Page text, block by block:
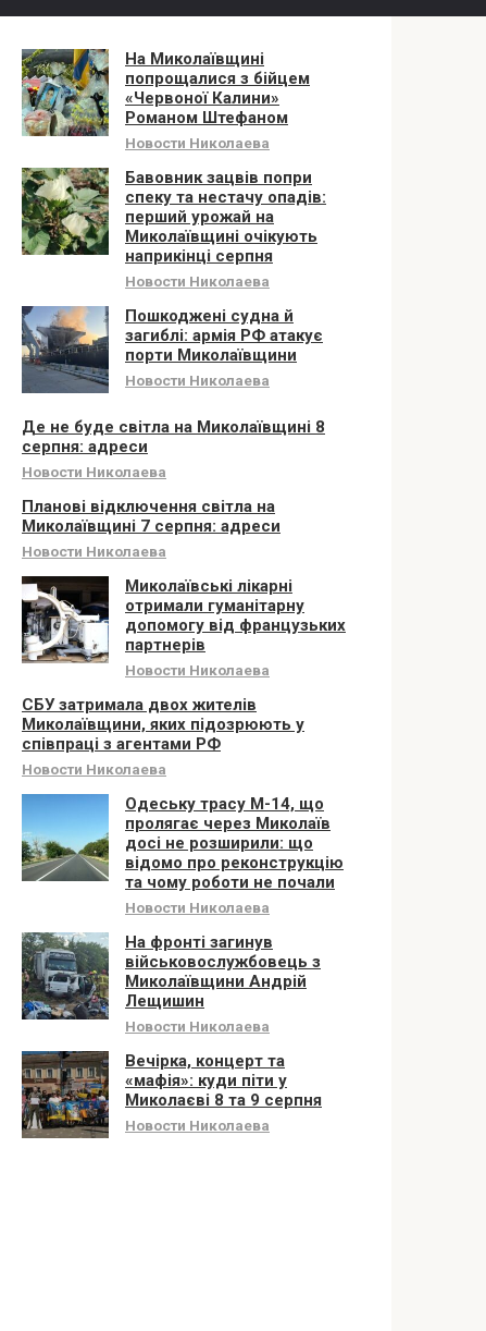
На Миколаївщині
попрощалися з бійцем
«Червоної Калини»
Романом Штефаном
Новости Николаева
Бавовник зацвів попри
спеку та нестачу опадів:
перший урожай на
Миколаївщині очікують
наприкінці серпня
Новости Николаева
Пошкоджені судна й
загиблі: армія РФ атакує
порти Миколаївщини
Новости Николаева
Де не буде світла на Миколаївщині 8
серпня: адреси
Новости Николаева
Планові відключення світла на
Миколаївщині 7 серпня: адреси
Новости Николаева
Миколаївські лікарні
отримали гуманітарну
допомогу від французьких
партнерів
Новости Николаева
СБУ затримала двох жителів
Миколаївщини, яких підозрюють у
співпраці з агентами РФ
Новости Николаева
Одеську трасу М-14, що
пролягає через Миколаїв
досі не розширили: що
відомо про реконструкцію
та чому роботи не почали
Новости Николаева
На фронті загинув
військовослужбовець з
Миколаївщини Андрій
Лещишин
Новости Николаева
Вечірка, концерт та
«мафія»: куди піти у
Миколаєві 8 та 9 серпня
Новости Николаева